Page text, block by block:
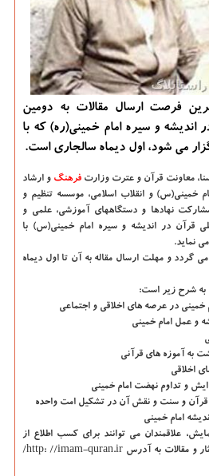
فرصت ارسال مقالات به دومین
اندیشه و سیره امام خمینی(ره) كه با
می شود، اول دیماه سالجاری است.
معاونت قرآن و عترت وزارت فرهنگ و ارشاد
خمینی(س) و انقلاب اسلامی، موسسه تنظیم و
نهادها و دستگاههای آموزشی، علمی و
قرآن در اندیشه و سیره امام خمینی(س) با
نماید.
برگزار می گردد و مهلت ارسال مقاله به آن تا اول دیماه
به شرح زیر است:
خمینی در عرصه های اخلاقی و اجتماعی
و عمل امام خمینی
به آموزه های قرآنی
اخلاقی
و تداوم نهضت امام خمینی
قرآن و سنت و نقش آن در تشکیل امت واحده
امام خمینی
علاقمندان می توانند برای کسب اطلاع از
عناوین فرعی و راهنمای عرضه آثار و مقالات به آدرس http: //imam-quran.ir/